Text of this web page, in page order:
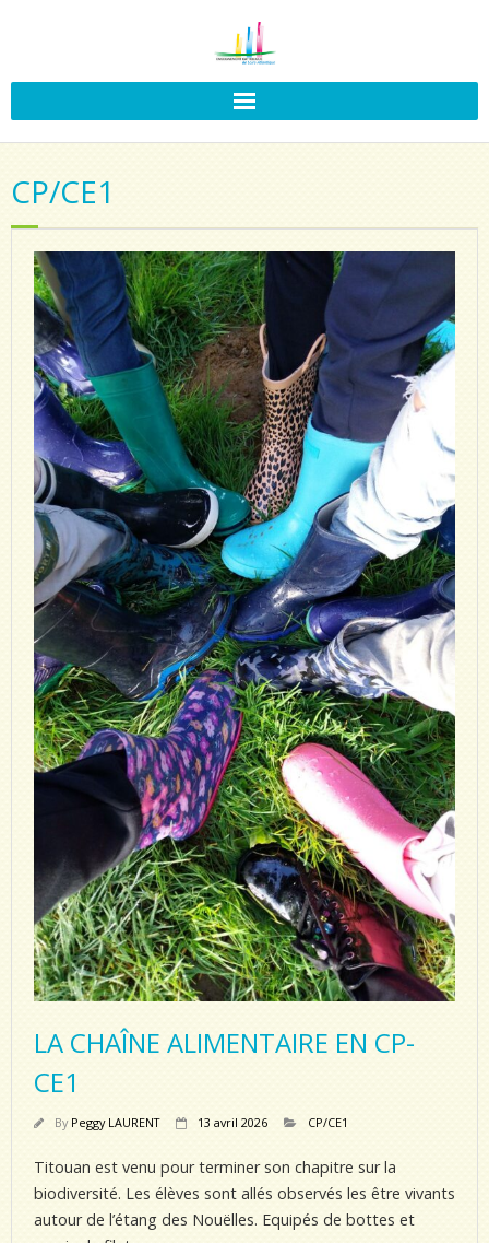
CP/CE1
LA CHAÎNE ALIMENTAIRE EN CP-
CE1
By Peggy LAURENT 13 avril 2026 CP/CE1
Titouan est venu pour terminer son chapitre sur la
biodiversité. Les élèves sont allés observés les être vivants
autour de l’étang des Nouëlles. Equipés de bottes et